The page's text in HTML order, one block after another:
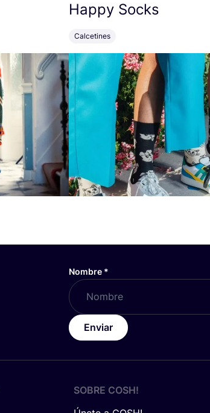
Happy Socks
Calcetines
Nombre *
Enviar
SOBRE COSH!